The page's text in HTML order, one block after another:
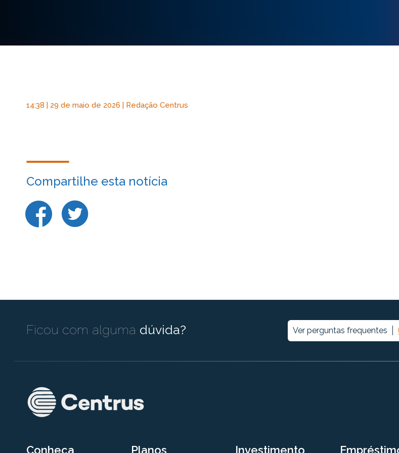
14:38 | 29 de maio de 2026 | Redação Centrus
Compartilhe esta notícia
Ficou com alguma dúvida? Ver perguntas frequentes
Conheça Planos Investimento